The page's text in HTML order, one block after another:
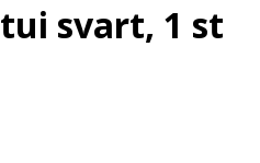
svart, 1 st